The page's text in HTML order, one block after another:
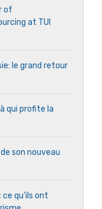
of
at TUI
le grand retour
qui profite la
son nouveau
qu’ils ont